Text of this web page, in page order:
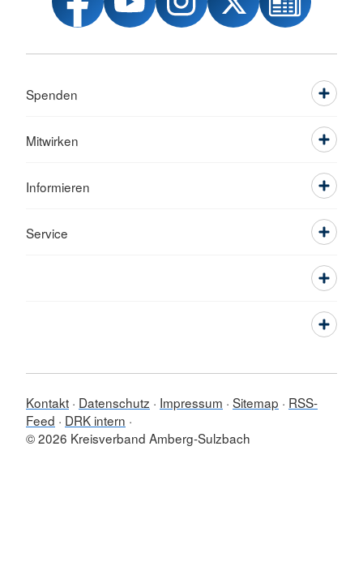
Spenden
Mitwirken
Informieren
Service
Kontakt Datenschutz Impressum Sitemap
RSS-
Feed
DRK intern
© 2026 Kreisverband Amberg-Sulzbach